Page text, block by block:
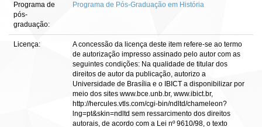
Programa de
pós-
graduação:
Programa de Pós-Graduação em História
Licença:
A concessão da licença deste item refere-se ao termo
de autorização impresso assinado pelo autor com as
seguintes condições: Na qualidade de titular dos
direitos de autor da publicação, autorizo a
Universidade de Brasília e o IBICT a disponibilizar por
meio dos sites www.bce.unb.br, www.ibict.br,
http://hercules.vtls.com/cgi-bin/ndltd/chameleon?
lng=pt&skin=ndltd sem ressarcimento dos direitos
autorais, de acordo com a Lei nº 9610/98, o texto